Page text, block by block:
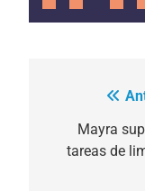
Mayra
tareas de